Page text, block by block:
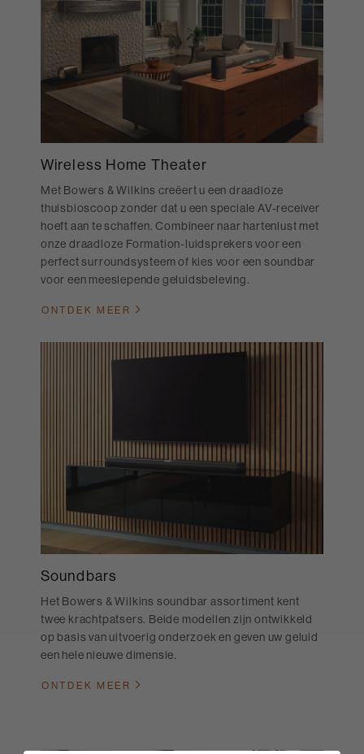
Wireless Home Theater
Met Bowers & Wilkins creëert u een draadloze
thuisbioscoop zonder dat u een speciale AV-receiver
hoeft aan te schaffen. Combineer naar hartenlust met
onze draadloze Formation-luidsprekers voor een
perfect surroundsysteem of kies voor een soundbar
voor een meeslepende geluidsbeleving.
ONTDEK MEER
Soundbars
Het Bowers & Wilkins soundbar assortiment kent
twee krachtpatsers. Beide modellen zijn ontwikkeld
op basis van uitvoerig onderzoek en geven uw geluid
een hele nieuwe dimensie.
ONTDEK MEER